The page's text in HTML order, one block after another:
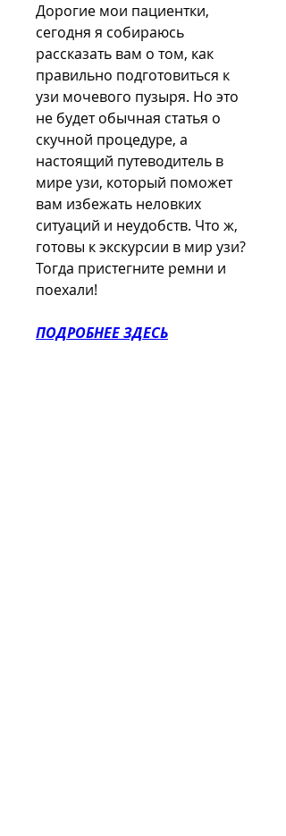
Дорогие мои пациентки,
сегодня я собираюсь
рассказать вам о том, как
правильно подготовиться к
узи мочевого пузыря. Но это
не будет обычная статья о
скучной процедуре, а
настоящий путеводитель в
мире узи, который поможет
вам избежать неловких
ситуаций и неудобств. Что ж,
готовы к экскурсии в мир узи?
Тогда пристегните ремни и
поехали!
ПОДРОБНЕЕ ЗДЕСЬ